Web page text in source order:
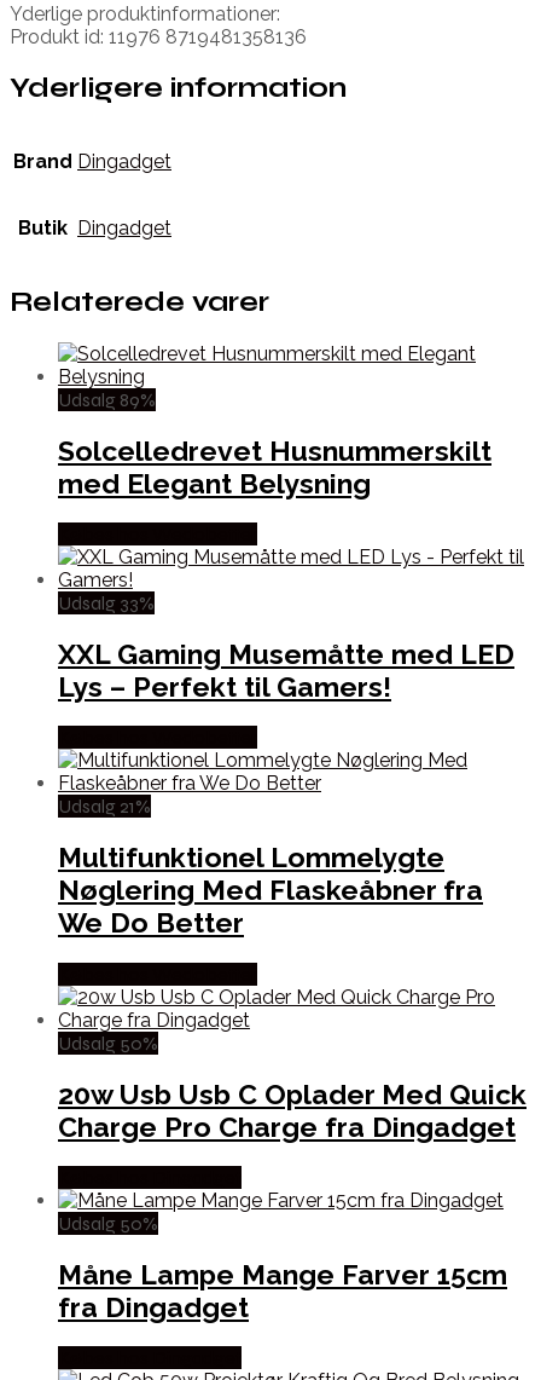
Yderlige produktinformationer:
Produkt id: 11976 8719481358136
Yderligere information
Brand Dingadget
Butik Dingadget
Relaterede varer
Udsalg 89%
Solcelledrevet Husnummerskilt
med Elegant Belysning
Udsalg 33%
XXL Gaming Musemåtte med LED
Lys – Perfekt til Gamers!
Udsalg 21%
Multifunktionel Lommelygte
Nøglering Med Flaskeåbner fra
We Do Better
Udsalg 50%
20w Usb Usb C Oplader Med Quick
Charge Pro Charge fra Dingadget
Udsalg 50%
Måne Lampe Mange Farver 15cm
fra Dingadget